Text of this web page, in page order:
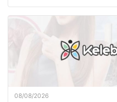
08/08/2026